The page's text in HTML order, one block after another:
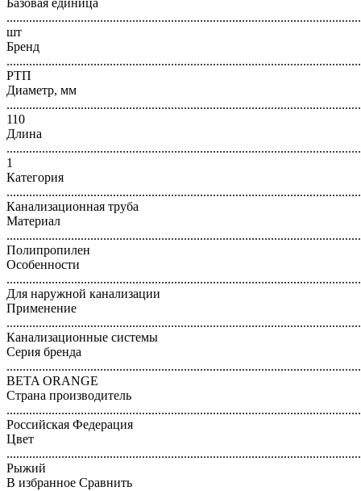
Базовая единица
шт
Бренд
РТП
Диаметр, мм
110
Длина
1
Категория
Канализационная труба
Материал
Полипропилен
Особенности
Для наружной канализации
Применение
Канализационные системы
Серия бренда
BETA ORANGE
Страна производитель
Российская Федерация
Цвет
Рыжий
В избранное Сравнить